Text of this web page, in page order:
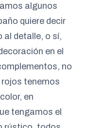
algunos
quiere decir
al detalle, o sí,
en el
no
tenemos
en
tengamos el